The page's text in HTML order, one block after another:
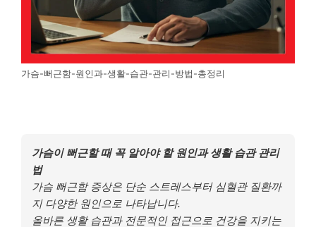
가슴-뻐근함-원인과-생활-습관-관리-방법-총정리
가슴이 뻐근할 때 꼭 알아야 할 원인과 생활 습관 관리
법
가슴 뻐근함 증상은 단순 스트레스부터 심혈관 질환까
지 다양한 원인으로 나타납니다.
올바른 생활 습관과 전문적인 접근으로 건강을 지키는